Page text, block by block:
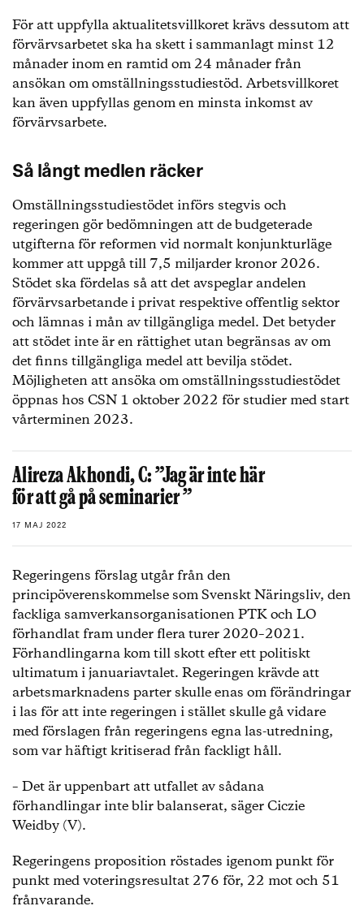
För att uppfylla aktualitetsvillkoret krävs dessutom att
förvärvsarbetet ska ha skett i sammanlagt minst 12
månader inom en ramtid om 24 månader från
ansökan om omställningsstudiestöd. Arbetsvillkoret
kan även uppfyllas genom en minsta inkomst av
förvärvsarbete.
Så långt medlen räcker
Omställningsstudiestödet införs stegvis och
regeringen gör bedömningen att de budgeterade
utgifterna för reformen vid normalt konjunkturläge
kommer att uppgå till 7,5 miljarder kronor 2026.
Stödet ska fördelas så att det avspeglar andelen
förvärvsarbetande i privat respektive offentlig sektor
och lämnas i mån av tillgängliga medel. Det betyder
att stödet inte är en rättighet utan begränsas av om
det finns tillgängliga medel att bevilja stödet.
Möjligheten att ansöka om omställningsstudiestödet
öppnas hos CSN 1 oktober 2022 för studier med start
vårterminen 2023.
Alireza Akhondi, C: ”Jag är inte här
för att gå på seminarier ”
17 MAJ 2022
Regeringens förslag utgår från den
principöverenskommelse som Svenskt Näringsliv, den
fackliga samverkansorganisationen PTK och LO
förhandlat fram under flera turer 2020–2021.
Förhandlingarna kom till skott efter ett politiskt
ultimatum i januariavtalet. Regeringen krävde att
arbetsmarknadens parter skulle enas om förändringar
i las för att inte regeringen i stället skulle gå vidare
med förslagen från regeringens egna las-utredning,
som var häftigt kritiserad från fackligt håll.
– Det är uppenbart att utfallet av sådana
förhandlingar inte blir balanserat, säger Ciczie
Weidby (V).
Regeringens proposition röstades igenom punkt för
punkt med voteringsresultat 276 för, 22 mot och 51
frånvarande.